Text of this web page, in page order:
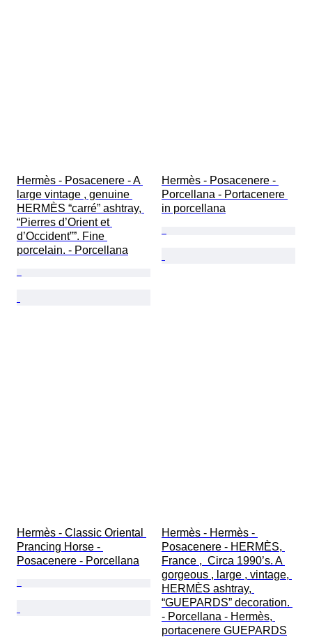
Hermès - Posacenere - A
large vintage , genuine
HERMÈS “carré” ashtray,
“Pierres d’Orient et
d’Occident””. Fine
porcelain. - Porcellana
Hermès - Posacenere -
Porcellana - Portacenere
in porcellana
Hermès - Classic Oriental
Prancing Horse -
Posacenere - Porcellana
Hermès - Hermès -
Posacenere - HERMÈS,
France ,  Circa 1990’s. A
gorgeous , large , vintage,
HERMÈS ashtray,
“GUEPARDS” decoration.
- Porcellana - Hermès,
portacenere GUEPARDS